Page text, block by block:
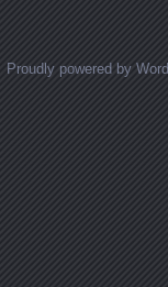
Proudly powered by